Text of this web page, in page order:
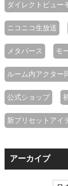
ダイレクトビュー
ニコニコ生放送
メタバース モ
ルーム内アクター
公式ショップ
新プリセットアイ
アーカイブ